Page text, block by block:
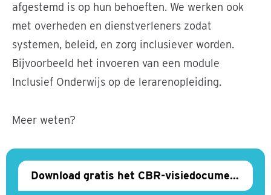
afgestemd is op hun behoeften. We werken ook
met overheden en dienstverleners zodat
systemen, beleid, en zorg inclusiever worden.
Bijvoorbeeld het invoeren van een module
Inclusief Onderwijs op de lerarenopleiding.
Meer weten?
Download gratis het CBR-visiedocument